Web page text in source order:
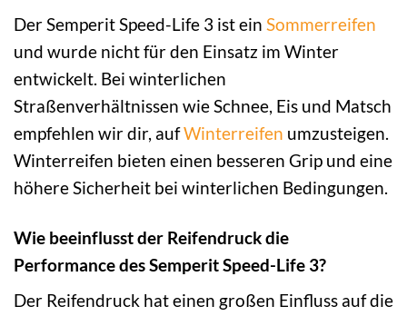
Der Semperit Speed-Life 3 ist ein Sommerreifen
und wurde nicht für den Einsatz im Winter
entwickelt. Bei winterlichen
Straßenverhältnissen wie Schnee, Eis und Matsch
empfehlen wir dir, aufWinterreifen umzusteigen.
Winterreifen bieten einen besseren Grip und eine
höhere Sicherheit bei winterlichen Bedingungen.
Wie beeinflusst der Reifendruck die
Performance des Semperit Speed-Life 3?
Der Reifendruck hat einen großen Einfluss auf die